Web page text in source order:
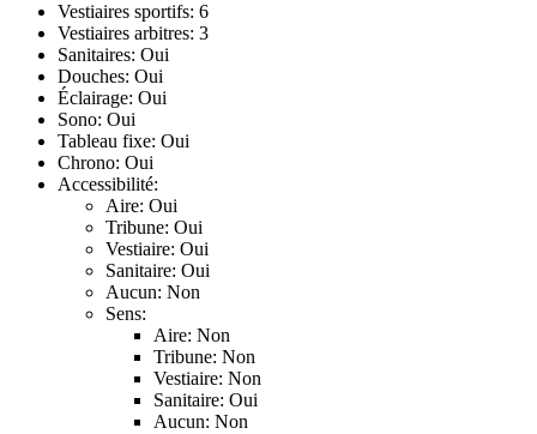
Vestiaires sportifs: 6
Vestiaires arbitres: 3
Sanitaires: Oui
Douches: Oui
Éclairage: Oui
Sono: Oui
Tableau fixe: Oui
Chrono: Oui
Accessibilité:
Aire: Oui
Tribune: Oui
Vestiaire: Oui
Sanitaire: Oui
Aucun: Non
Sens:
Aire: Non
Tribune: Non
Vestiaire: Non
Sanitaire: Oui
Aucun: Non